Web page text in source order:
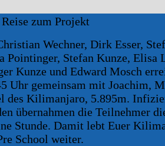
zum Projekt
Wechner, Dirk Esser,
Pointinger, Stefan Kunze, Elisa
Kunze und Edward Mosch
Uhr gemeinsam mit Joachim,
des Kilimanjaro, 5.895m.
übernahmen die Teilnehmer
Stunde. Damit lebt Euer
School weiter.